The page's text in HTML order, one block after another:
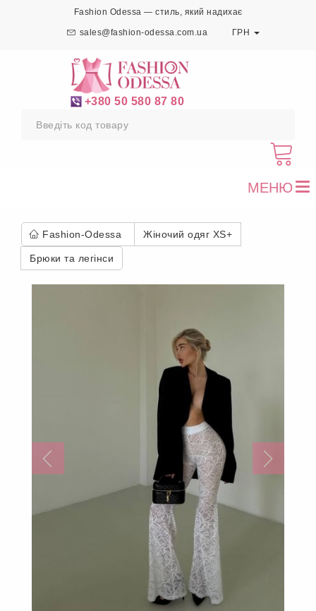
Fashion Odessa — стиль, який надихає
sales@fashion-odessa.com.ua ГРН
+380 50 580 87 80
МЕНЮ
Fashion-Odessa Жіночий одяг XS+
Брюки та легінси